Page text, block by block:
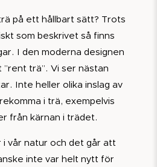
på ett hållbart sätt? Trots
som beskrivet så finns
I den moderna designen
trä”. Vi ser nästan
Inte heller olika inslag av
i trä, exempelvis
från kärnan i trädet.
i vår natur och det går att
inte var helt nytt för